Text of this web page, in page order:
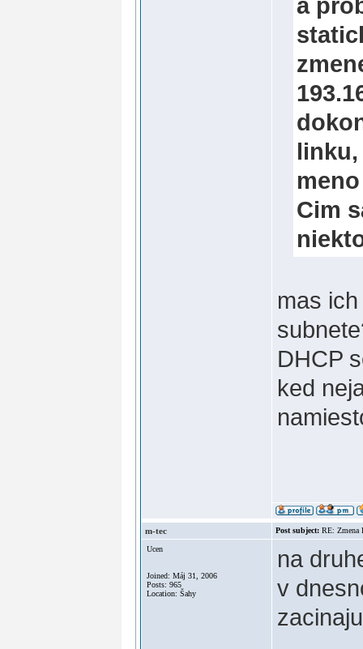
Cim
mas
DHCP
ked
m-tec Post subject: RE: Zmena
Ucen
Joined: Máj 31, 2006
Posts: 965
Location: Šahy
na
v